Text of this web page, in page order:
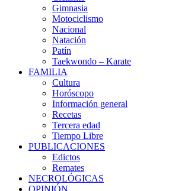
Gimnasia
Motociclismo
Nacional
Natación
Patín
Taekwondo – Karate
FAMILIA
Cultura
Horóscopo
Información general
Recetas
Tercera edad
Tiempo Libre
PUBLICACIONES
Edictos
Remates
NECROLÓGICAS
OPINIÓN